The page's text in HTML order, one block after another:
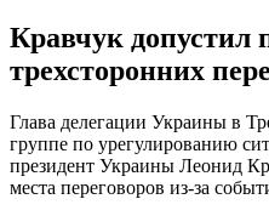
Кравчук допустил
трехсторонних
Глава делегации Украины в
группе по урегулированию
президент Украины Леонид
места переговоров из-за